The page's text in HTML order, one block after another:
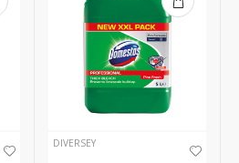
DIVERSEY